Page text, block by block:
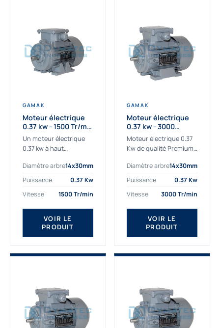
GAMAK
Moteur électrique
0.37 kw - 1500 Tr/min
- 230/400V - IE2
Un moteur électrique
0.37 kw à haut
applications les plus
exigeantes.
kw de référence
AGM2EL 71 M 4b...
Diamètre arbre14x30mm
Puissance
0.37 Kw
Vitesse
1500 Tr/min
VOIR LE
PRODUIT
GAMAK
Moteur électrique
0.37 kw - 3000
Tr/min - 230/400V -
IE2
Moteur électrique 0.37
Kw de qualité Premium,
application. Notre
gamme de moteurs
exclusivement
fabriquée...
Diamètre arbre14x30mm
Puissance
0.37 Kw
Vitesse
3000 Tr/min
VOIR LE
PRODUIT